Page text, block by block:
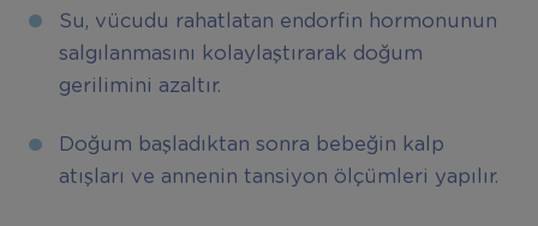
Su, vücudu rahatlatan endorfin hormonunun
salgılanmasını kolaylaştırarak doğum
gerilimini azaltır.
Doğum başladıktan sonra bebeğin kalp
atışları ve annenin tansiyon ölçümleri yapılır.